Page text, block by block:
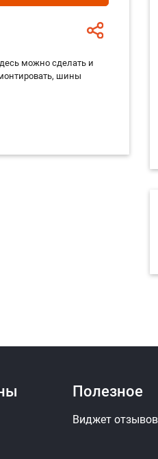
можно сделать и
шины
Полезное
Виджет отзывов